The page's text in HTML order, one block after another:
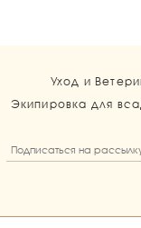
Уход и
Экипировка для